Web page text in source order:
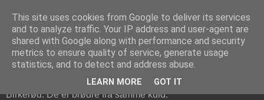
Berner Sennen Brødrene i
Birkerød
Bosco og Cisco er to Berner Sennen hunde, der bor i
Birkerød. De er brødre fra samme kuld.
This site uses cookies from Google to deliver its services
and to analyze traffic. Your IP address and user-agent are
shared with Google along with performance and security
metrics to ensure quality of service, generate usage
statistics, and to detect and address abuse.
LEARN MORE GOT IT